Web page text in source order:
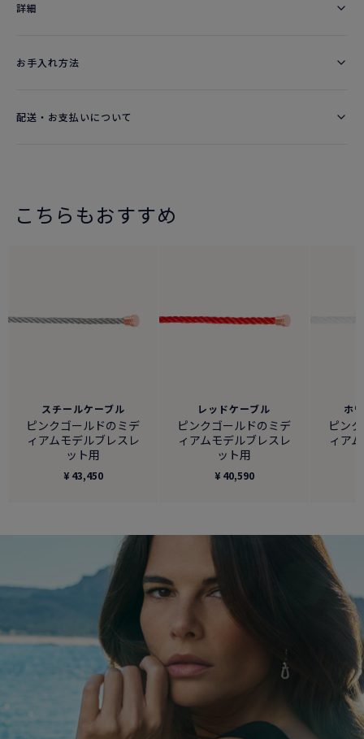
詳細​
お手入れ方法
配送・お支払いについて
こちらもおすすめ
スチールケーブル
ピンクゴールドのミデ
ィアムモデルブレスレ
ット用
¥ 43,450
レッドケーブル
ピンクゴールドのミデ
ィアムモデルブレスレ
ット用
¥ 40,590
ホ
ピン
ィア